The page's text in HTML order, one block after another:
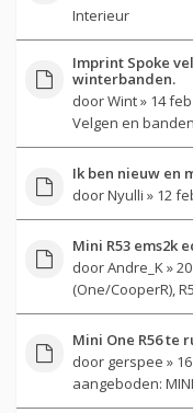
Interieur
Imprint Spoke
winterbanden.
doorWint» 14 feb
Velgen en banden
Ik ben nieuw en
doorNyulli » 12
Mini R53 ems2k
doorAndre_K »
(One/CooperR),
Mini One R56 te
door gerspee »
aangeboden: